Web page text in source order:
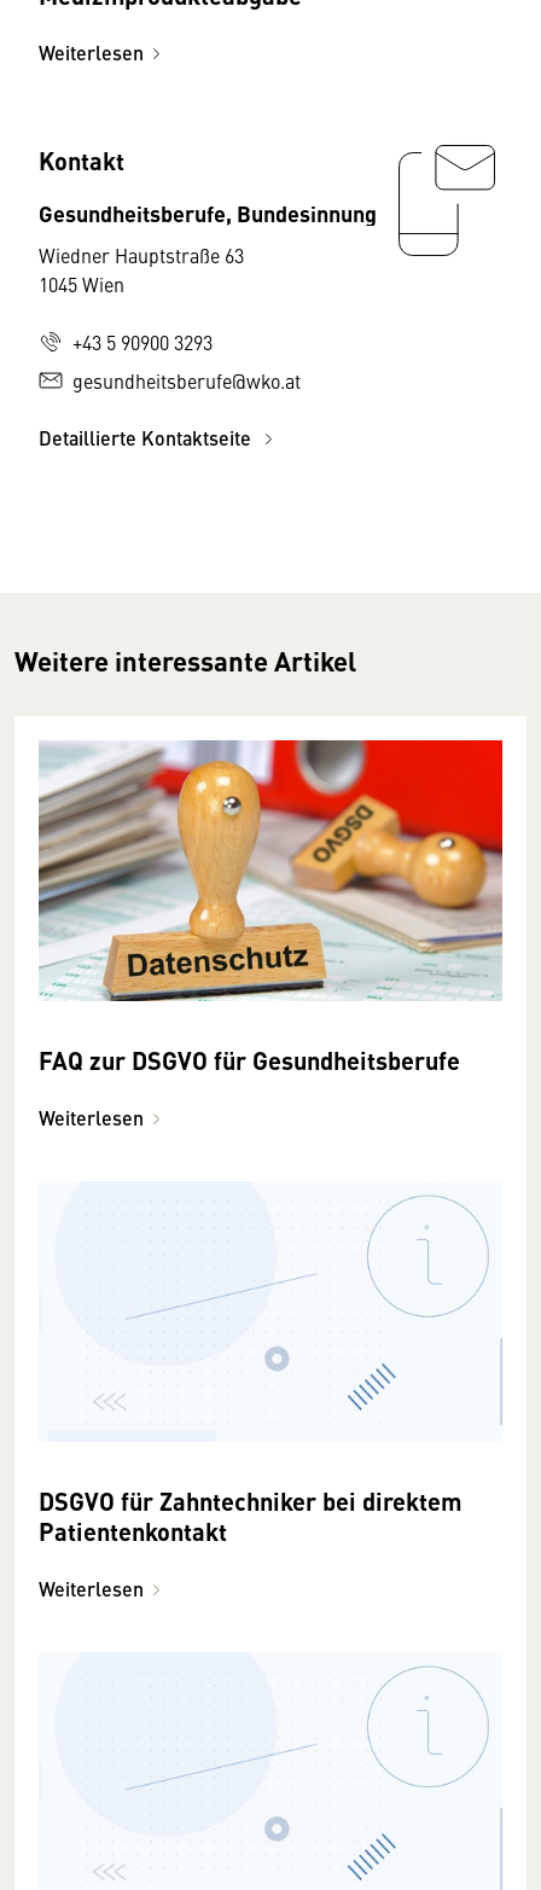
Weiterlesen
Kontakt
Gesundheitsberufe, Bundesinnung
Wiedner Hauptstraße 63
1045 Wien
+43 5 90900 3293
gesundheitsberufe@wko.at
Detaillierte Kontaktseite
Weitere interessante Artikel
FAQ zur DSGVO für Gesundheitsberufe
Weiterlesen
DSGVO für Zahntechniker bei direktem
Patientenkontakt
Weiterlesen